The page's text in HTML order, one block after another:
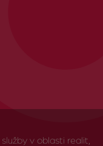
v oblasti realit,